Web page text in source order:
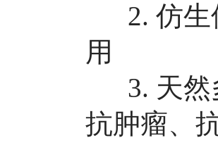
2. 仿生
用
3. 天然
抗肿瘤、